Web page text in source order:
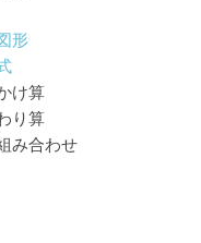
形
け算
り算
み合わせ